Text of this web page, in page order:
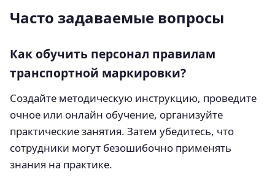
Часто задаваемые вопросы
Как обучить персонал правилам
транспортной маркировки?
Создайте методическую инструкцию, проведите
очное или онлайн обучение, организуйте
практические занятия. Затем убедитесь, что
сотрудники могут безошибочно применять
знания на практике.